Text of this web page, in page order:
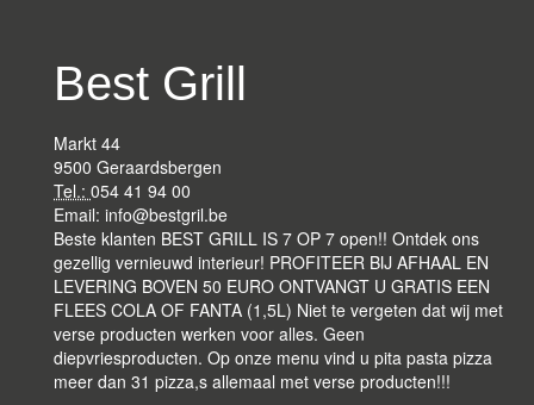
Best Grill
Markt 44
9500 Geraardsbergen
Tel.: 054 41 94 00
Email: info@bestgril.be
Beste klanten BEST GRILL IS 7 OP 7 open!! Ontdek ons
gezellig vernieuwd interieur! PROFITEER BIJ AFHAAL EN
LEVERING BOVEN 50 EURO ONTVANGT U GRATIS EEN
FLEES COLA OF FANTA (1,5L) Niet te vergeten dat wij met
verse producten werken voor alles. Geen
diepvriesproducten. Op onze menu vind u pita pasta pizza
meer dan 31 pizza,s allemaal met verse producten!!!